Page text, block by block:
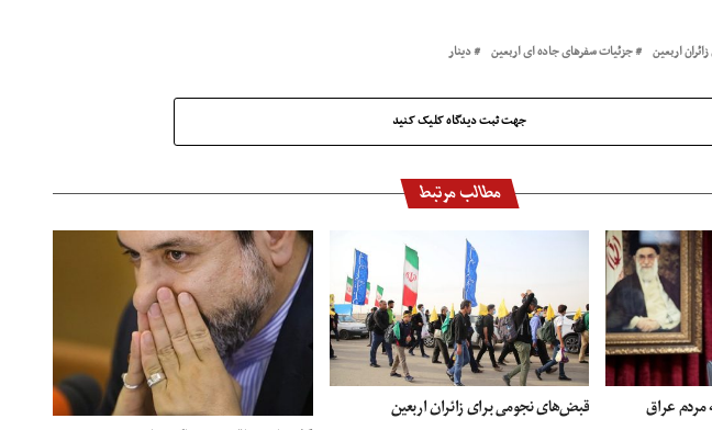
اربعین جزئیات سفرهای جاده ای اربعین دینار
جهت ثبت دیدگاه کلیک کنید
مطالب مرتبط
مردم عراق
قبض‌های نجومی برای زائران اربعین